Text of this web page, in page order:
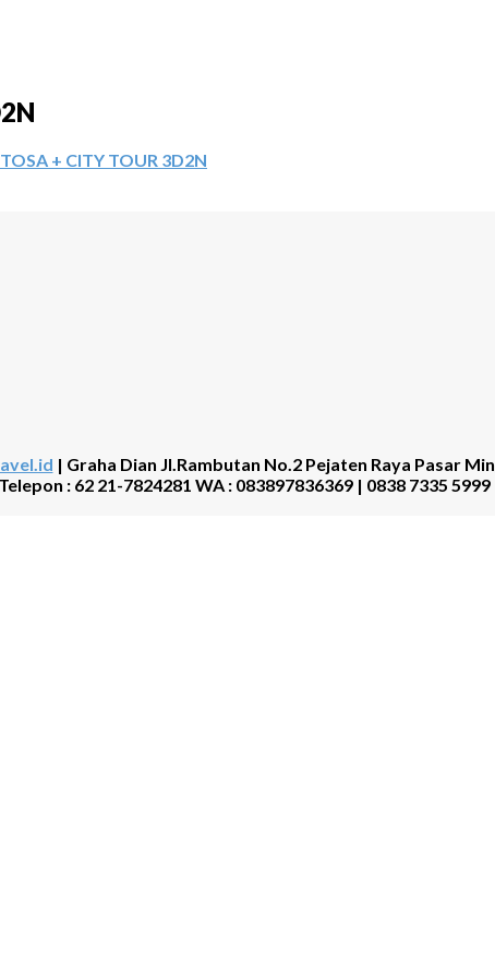
+ CITY TOUR 3D2N
| Graha Dian Jl.Rambutan No.2 Pejaten Raya Pasar
Telepon : 62 21-7824281 WA : 083897836369 | 0838 7335 5999